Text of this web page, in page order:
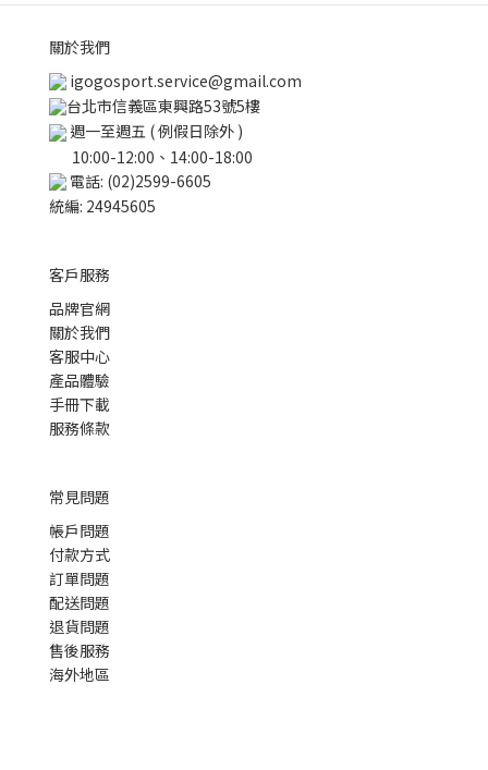
關於我們
igogosport.service@gmail.com
台北市信義區東興路53號5樓
週一至週五 ( 例假日除外 )
10:00-12:00、14:00-18:00
電話: (02)2599-6605
統編: 24945605
客戶服務
品牌官網
關於我們
客服中心
產品體驗
手冊下載
服務條款
常見問題
帳戶問題
付款方式
訂單問題
配送問題
退貨問題
售後服務
海外地區